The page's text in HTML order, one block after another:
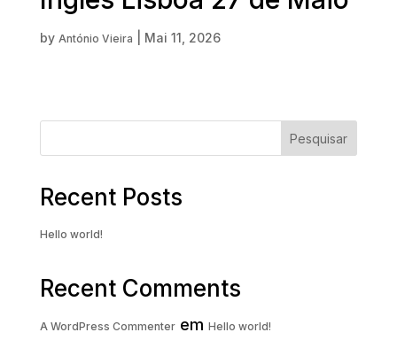
by António Vieira Mai 11, 2026
Pesquisar
Recent Posts
Hello world!
Recent Comments
A WordPress Commenterem Hello world!